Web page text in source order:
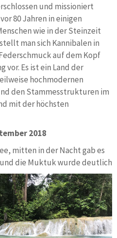
und missioniert
80 Jahren in einigen
wie in der Steinzeit
man sich Kannibalen in
auf dem Kopf
Es ist ein Land der
hochmodernen
den Stammesstrukturen im
mit der höchsten
2018
mitten in der Nacht gab es
die Muktuk wurde deutlich